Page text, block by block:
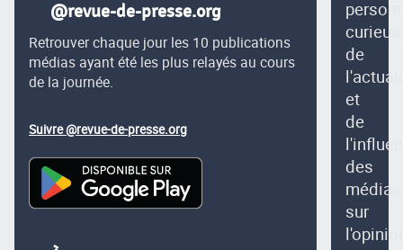
@revue-de-presse.org
Retrouver chaque jour les 10 publications
médias ayant été les plus relayés au cours
de la journée.
Suivre @revue-de-presse.org
de
et
de
des
médias
sur